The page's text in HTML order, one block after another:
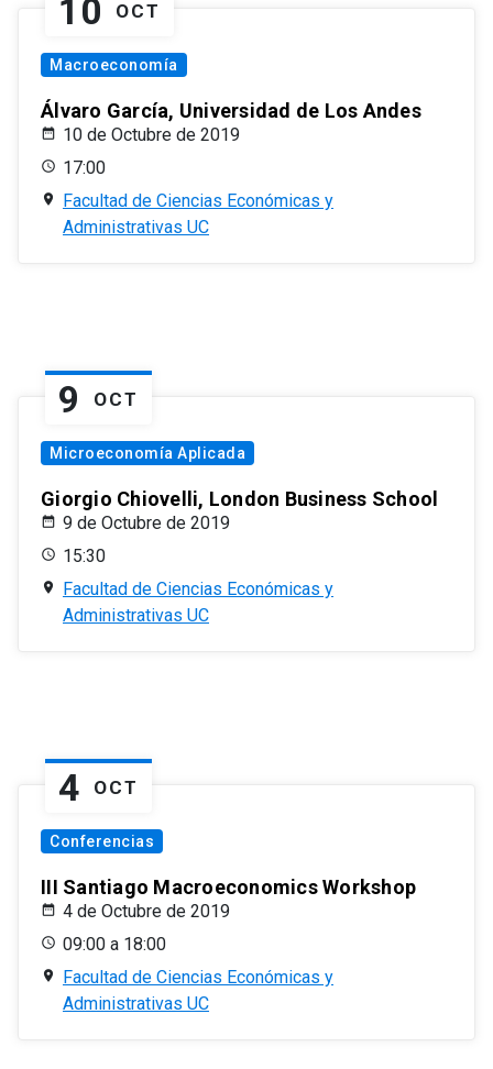
10 OCT
Macroeconomía
Álvaro García, Universidad de Los Andes
10 de Octubre de 2019
17:00
Facultad de Ciencias Económicas y
Administrativas UC
9 OCT
Microeconomía Aplicada
Giorgio Chiovelli, London Business School
9 de Octubre de 2019
15:30
Facultad de Ciencias Económicas y
Administrativas UC
4 OCT
Conferencias
III Santiago Macroeconomics Workshop
4 de Octubre de 2019
09:00 a 18:00
Facultad de Ciencias Económicas y
Administrativas UC